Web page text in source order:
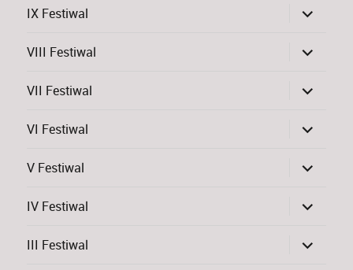
IX Festiwal
rozwiń
menu
VIII Festiwal
rozwiń
menu
VII Festiwal
rozwiń
menu
VI Festiwal
rozwiń
menu
V Festiwal
rozwiń
menu
IV Festiwal
rozwiń
menu
III Festiwal
rozwiń
menu